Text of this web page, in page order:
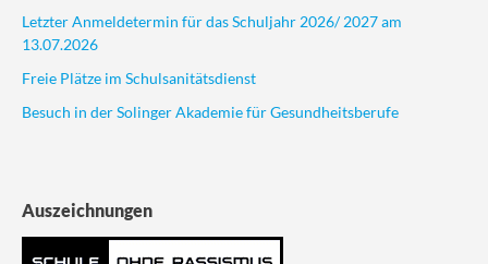
Letzter Anmeldetermin für das Schuljahr 2026/ 2027 am
13.07.2026
Freie Plätze im Schulsanitätsdienst
Besuch in der Solinger Akademie für Gesundheitsberufe
Auszeichnungen